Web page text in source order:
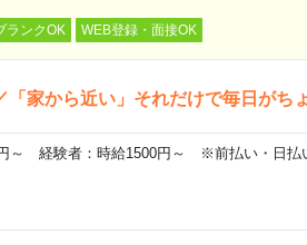
ランクOK WEB登録・面接OK
「家から近い」それだけで毎日がち
～ 経験者：時給1500円～ ※前払い・日払